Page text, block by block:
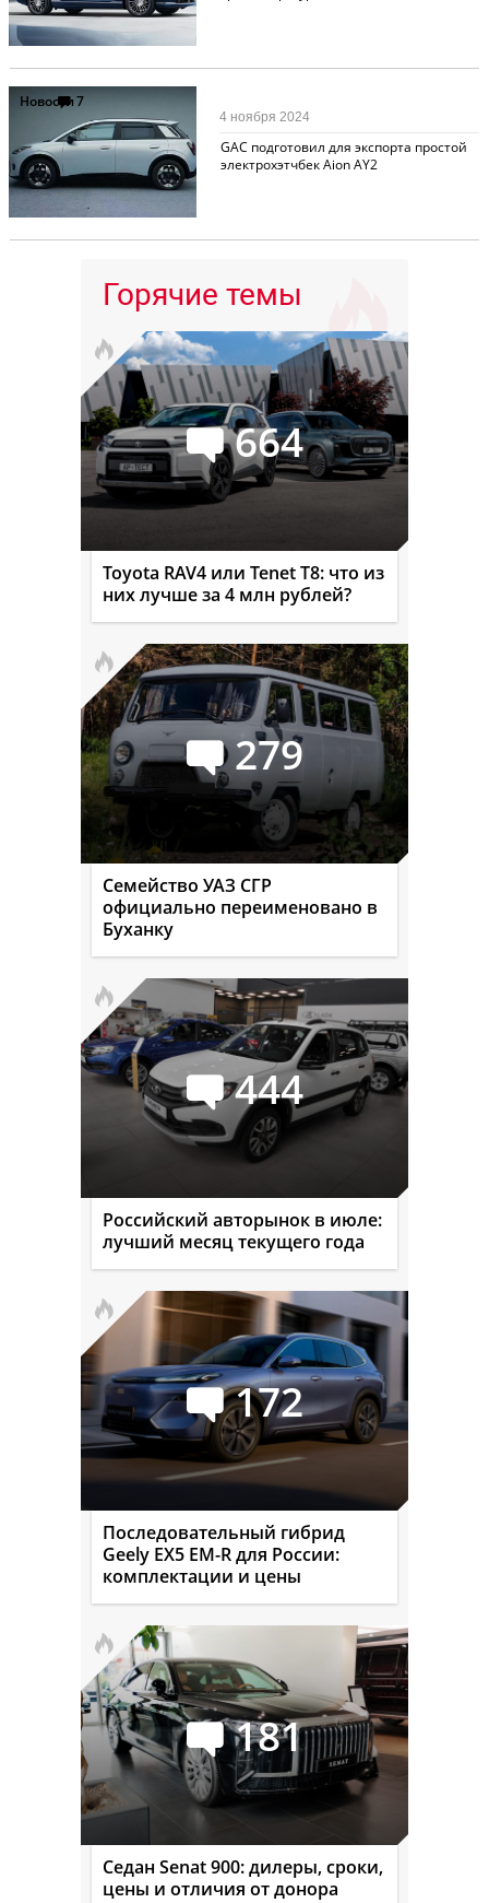
Новости7
GAC подготовил для экспорта простой
электрохэтчбек Aion AY2
4 ноября 2024
Горячие темы
664
Toyota RAV4 или Tenet T8: что из
них лучше за 4 млн рублей?
279
Семейство УАЗ СГР
официально переименовано в
Буханку
444
Российский авторынок в июле:
лучший месяц текущего года
172
Последовательный гибрид
Geely EX5 EM-R для России:
комплектации и цены
181
Седан Senat 900: дилеры, сроки,
цены и отличия от донора